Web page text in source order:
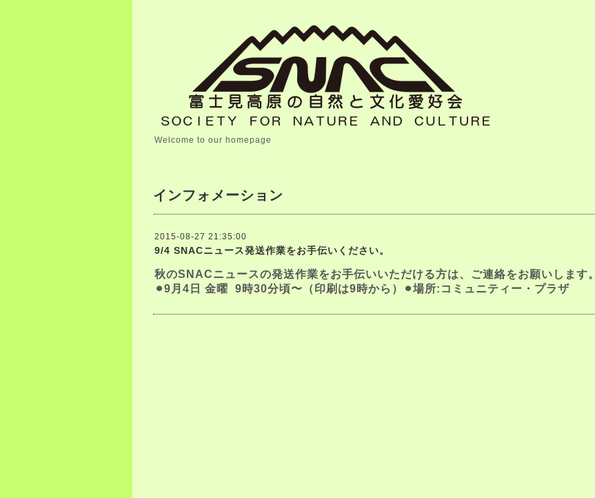
Welcome to our homepage
インフォメーション
2015-08-27 21:35:00
9/4 SNACニュース発送作業をお手伝いください。
秋のSNACニュースの発送作業をお手伝いいただける方は、ご連絡をお願いします。
⚫︎9月4日 金曜 9時30分頃〜（印刷は9時から）⚫︎場所:コミュニティー・プラザ